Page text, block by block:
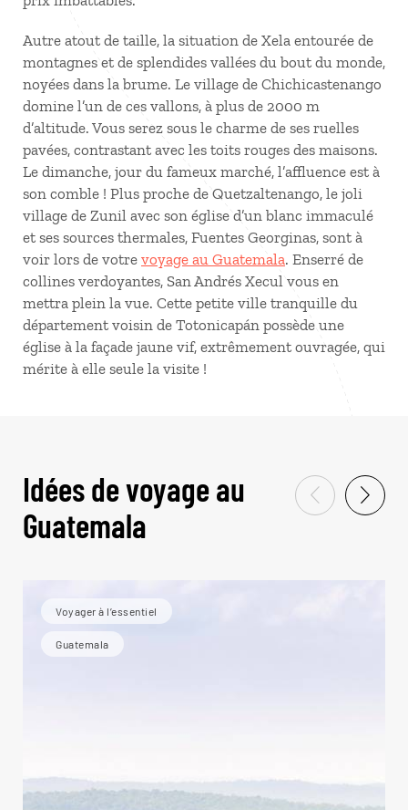
Autre atout de taille, la situation de Xela entourée de
montagnes et de splendides vallées du bout du monde,
noyées dans la brume. Le village de Chichicastenango
domine l’un de ces vallons, à plus de 2000 m
d’altitude. Vous serez sous le charme de ses ruelles
pavées, contrastant avec les toits rouges des maisons.
Le dimanche, jour du fameux marché, l’affluence est à
son comble ! Plus proche de Quetzaltenango, le joli
village de Zunil avec son église d’un blanc immaculé
et ses sources thermales, Fuentes Georginas, sont à
voir lors de votre voyage au Guatemala. Enserré de
collines verdoyantes, San Andrés Xecul vous en
mettra plein la vue. Cette petite ville tranquille du
département voisin de Totonicapán possède une
église à la façade jaune vif, extrêmement ouvragée, qui
mérite à elle seule la visite !
Idées de voyage au
Guatemala
Voyager à l’essentiel
Guatemala